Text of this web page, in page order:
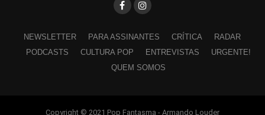
NEWSLETTER PARA ASSINANTES CRÍTICA
RADAR
PODCASTS
CULTURA POP ENTREVISTAS
URGENTE!
QUEM SOMOS
Copyright © 2021 Pop Fantasma - Armando Louder